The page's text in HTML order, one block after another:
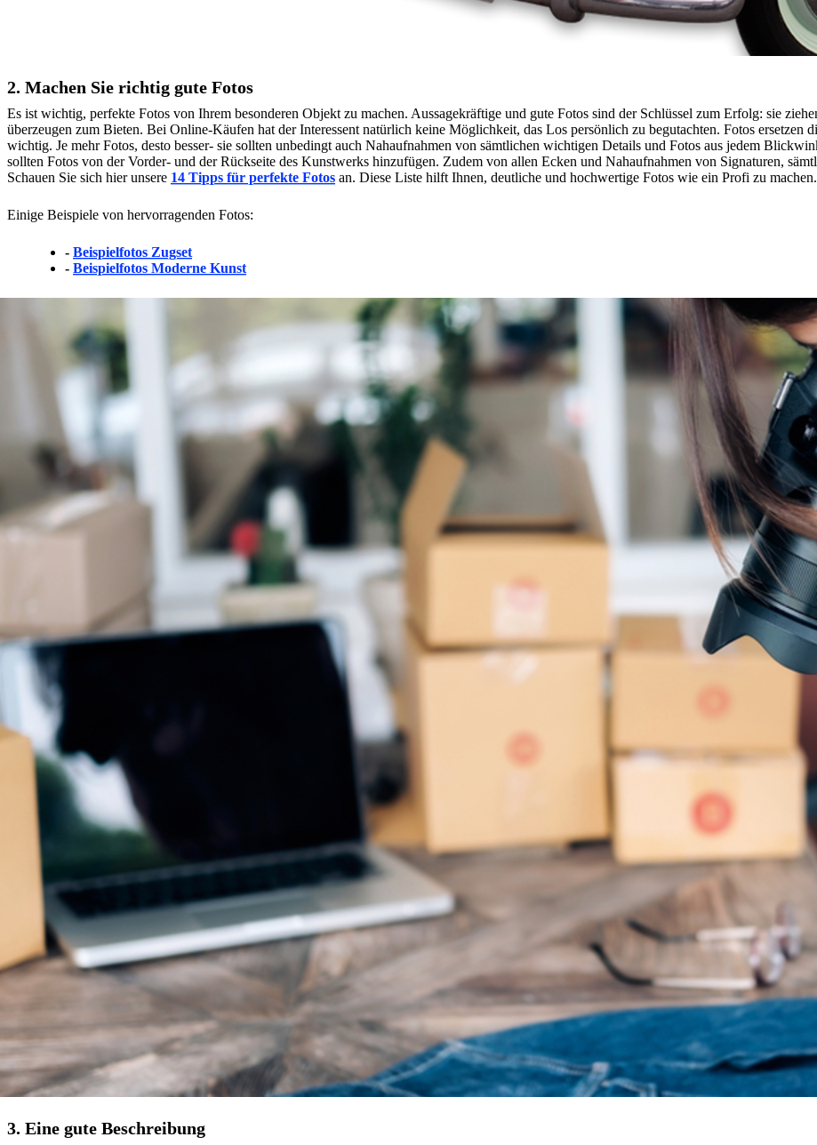
2. Machen Sie richtig gute Fotos
Es ist wichtig, perfekte Fotos von Ihrem besonderen Objekt zu machen. Aussagekräftige und gute Fotos sind der Schlüssel zum Erfolg: sie
überzeugen zum Bieten. Bei Online-Käufen hat der Interessent natürlich keine Möglichkeit, das Los persönlich zu begutachten. Fotos ersetzen
wichtig. Je mehr Fotos, desto besser- sie sollten unbedingt auch Nahaufnahmen von sämtlichen wichtigen Details und Fotos aus jedem
sollten Fotos von der Vorder- und der Rückseite des Kunstwerks hinzufügen. Zudem von allen Ecken und Nahaufnahmen von Signaturen,
Schauen Sie sich hier unsere 14 Tipps für perfekte Fotos an. Diese Liste hilft Ihnen, deutliche und hochwertige Fotos wie ein Profi zu
Einige Beispiele von hervorragenden Fotos:
- Beispielfotos Zugset
- Beispielfotos Moderne Kunst
3. Eine gute Beschreibung